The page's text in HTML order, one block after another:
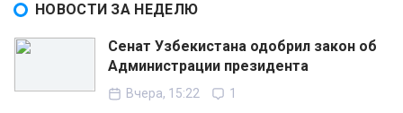
НОВОСТИ ЗА НЕДЕЛЮ
Сенат Узбекистана одобрил закон об
Администрации президента
Вчера, 15:22 1